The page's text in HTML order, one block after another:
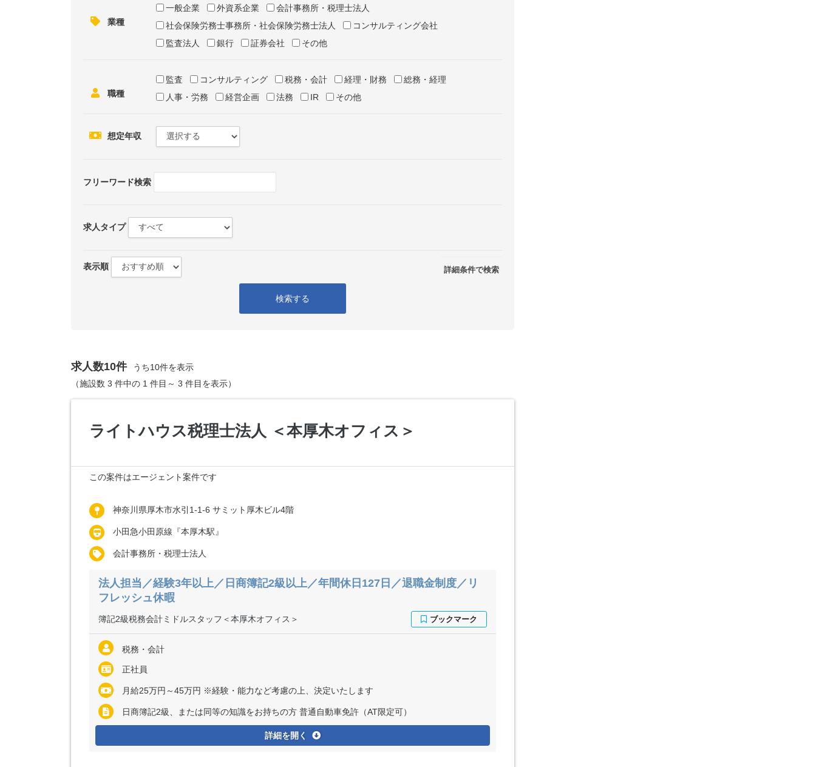
業種
一般企業 外資系企業
会計事務所・税理士法人
社会保険労務士事務所・社会保険労務士法人
コンサルティング会社
監査法人
銀行 証券会社 その他
職種
監査 コンサルティング 税務・会計 経理・財務
総務・経理
人事・労務
経営企画 法務 IR その他
想定年収
フリーワード検索
求人タイプ
Show
表示
詳細条件で検索
表示順
検索する
求人数10件
うち10件を表示
（施設数 3 件中の 1 件目～ 3 件目を表示）
ライトハウス税理士法人 ＜本厚木オフィス＞
この案件はエージェント案件です
神奈川県厚木市水引1-1-6 サミット厚木ビル4階
小田急小田原線『本厚木駅』
会計事務所・税理士法人
法人担当／経験3年以上／日商簿記2級以上／年間休日127日／退職金制度／リ
フレッシュ休暇
簿記2級税務会計ミドルスタッフ＜本厚木オフィス＞
税務・会計
正社員
月給25万円～45万円 ※経験・能力など考慮の上、決定いたします
日商簿記2級、または同等の知識をお持ちの方 普通自動車免許（AT限定可）
詳細を開く